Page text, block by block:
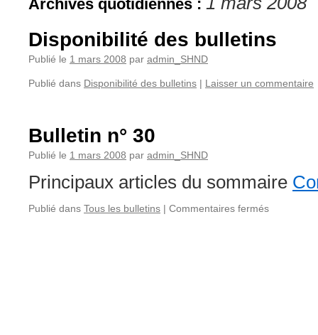
Archives quotidiennes :
Disponibilité des bulletins
Publié le 1 mars 2008 par admin_SHND
Publié dans Disponibilité des bulletins | Laisser un commentaire
Bulletin n° 30
Publié le 1 mars 2008 par admin_SHND
Principaux articles du sommaire
Publié dans Tous les bulletins | Commentaires ferméssur